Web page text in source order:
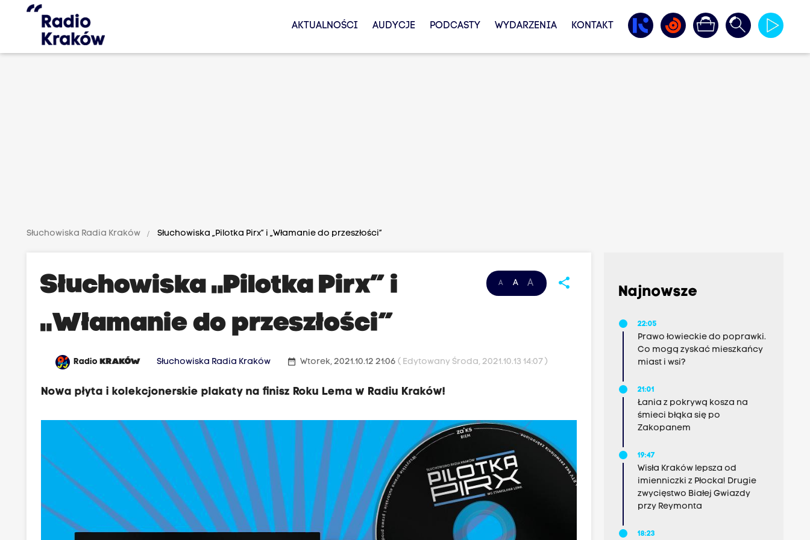
AKTUALNOŚCI AUDYCJE PODCASTY WYDARZENIA KONTAKT
Słuchowiska Radia Kraków Słuchowiska „Pilotka Pirx” i „Włamanie do przeszłości”
A A A share
Słuchowiska „Pilotka Pirx” i
„Włamanie do przeszłości”
RadioKRAKÓW Słuchowiska Radia Kraków date_range Wtorek, 2021.10.12 21:06( Edytowany Środa, 2021.10.13 14:07 )
Nowa płyta i kolekcjonerskie plakaty na finisz Roku Lema w Radiu Kraków!
Najnowsze
22:05
Prawo łowieckie do poprawki.
Co mogą zyskać mieszkańcy
miast i wsi?
21:01
Łania z pokrywą kosza na
śmieci błąka się po
Zakopanem
19:47
Wisła Kraków lepsza od
imienniczki z Płocka! Drugie
zwycięstwo Białej Gwiazdy
przy Reymonta
18:23